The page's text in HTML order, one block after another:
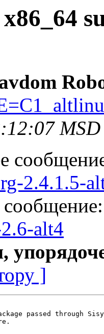
MSD
2.4.1.5-
alt4
]
passed through